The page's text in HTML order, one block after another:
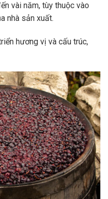
vài năm, tùy thuộc vào
nhà sản xuất.
hương vị và cấu trúc,